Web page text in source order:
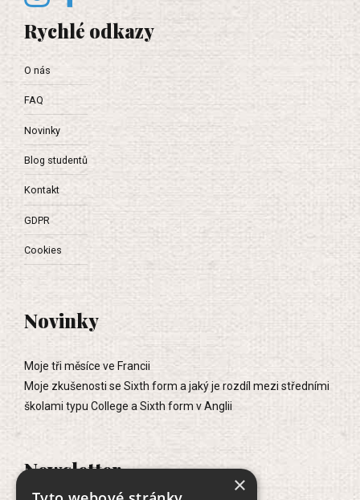
Rychlé odkazy
O nás
FAQ
Novinky
Blog studentů
Kontakt
GDPR
Cookies
Novinky
Moje tři měsíce ve Francii
Moje zkušenosti se Sixth form a jaký je rozdíl mezi středními
školami typu College a Sixth form v Anglii
Newsletter
×